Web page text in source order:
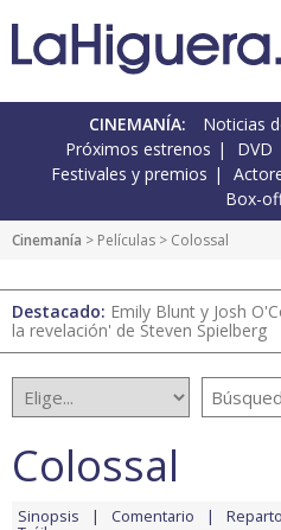
CINEMANÍA: Noticias
Próximos estrenos
DVD
Festivales y premios
Box-
Cinemanía > Películas > Colossal
Destacado: Emily Blunt y Josh
la revelación' de Steven Spielberg
Colossal
Sinopsis Comentario Reparto